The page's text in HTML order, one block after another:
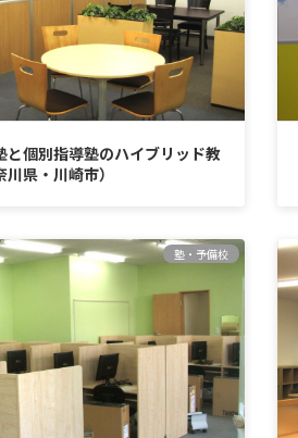
と個別指導塾のハイブリッド教
県・川崎市）
塾・予備校